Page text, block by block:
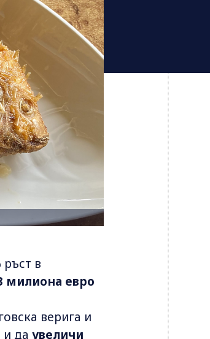
в
милиона евро
верига и
и да увеличи